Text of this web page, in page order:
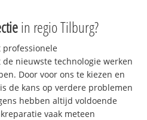
in regio Tilburg?
nieuwste technologie werken
Door voor ons te kiezen en
de kans op verdere problemen
hebben altijd voldoende
vaak meteen